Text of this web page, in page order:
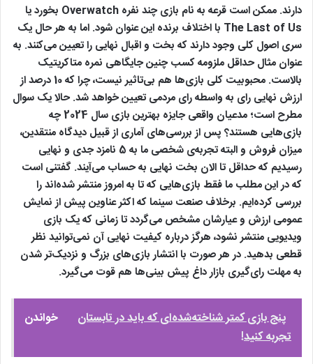
دارند. ممکن است قرعه به نام بازی چند نفره Overwatch بخورد یا
The Last of Us با اختلاف برنده این عنوان شود. اما به هر حال یک
سری اصول کلی وجود دارند که بخت و اقبال نهایی را تعیین می‌کنند. به
عنوان مثال حداقل ملزومه کسب چنین جایگاهی نمره متاکریتیک
بالاست. محبوبیت کلی بازی‌ها هم بی‌تاثیر نیست، چرا که 10 درصد از
ارزش نهایی رای به واسطه رای مردمی تعیین خواهد شد. حالا یک سوال
مطرح است؛ مدعیان واقعی جایزه بهترین بازی سال 2024 چه
بازی‌هایی هستند؟ پس از بررسی‌های آماری از قبیل دیدگاه منتقدین،
میزان فروش و البته تجربه‌ی شخصی ما به 5 نامزد جدی و نهایی
رسیدیم که حداقل تا الان بخت نهایی به حساب می‌آیند. گفتنی است
که در این مطلب ما فقط بازی‌هایی که تا به امروز منتشر شده‌اند را
بررسی کرده‌ایم. برخلاف صنعت سینما که اکثر عناوین پیش از نمایش
عمومی ارزش و عیارشان مشخص می‌گردد تا زمانی که یک بازی
ویدیویی منتشر نشود، هرگز درباره کیفیت نهایی آن نمی‌توانید نظر
قطعی بدهید. در هر صورت با انتشار بازی‌های بزرگ و نزدیک‌تر شدن
به مهلت رای‌گیری بازار داغ پیش بینی‌ها هم قوت می‌گیرد.
خواندن
پنج بازی کمتر‌ شناخته‌شده‌ای که باید در تابستان
تجربه کنید!